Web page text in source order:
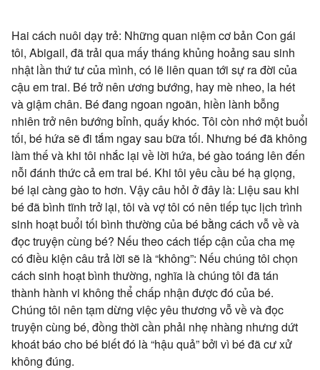
Hai cách nuôi dạy trẻ: Những quan niệm cơ bản Con gái
tôi, Abigail, đã trải qua mấy tháng khủng hoảng sau sinh
nhật lần thứ tư của mình, có lẽ liên quan tới sự ra đời của
cậu em trai. Bé trở nên ương bướng, hay mè nheo, la hét
và giậm chân. Bé đang ngoan ngoãn, hiền lành bỗng
nhiên trở nên bướng bỉnh, quấy khóc. Tôi còn nhớ một buổi
tối, bé hứa sẽ đi tắm ngay sau bữa tối. Nhưng bé đã không
làm thế và khi tôi nhắc lại về lời hứa, bé gào toáng lên đến
nỗi đánh thức cả em trai bé. Khi tôi yêu cầu bé hạ giọng,
bé lại càng gào to hơn. Vậy câu hỏi ở đây là: Liệu sau khi
bé đã bình tĩnh trở lại, tôi và vợ tôi có nên tiếp tục lịch trình
sinh hoạt buổi tối bình thường của bé bằng cách vỗ về và
đọc truyện cùng bé? Nếu theo cách tiếp cận của cha mẹ
có điều kiện câu trả lời sẽ là “không”: Nếu chúng tôi chọn
cách sinh hoạt bình thường, nghĩa là chúng tôi đã tán
thành hành vi không thể chấp nhận được đó của bé.
Chúng tôi nên tạm dừng việc yêu thương vỗ về và đọc
truyện cùng bé, đồng thời cần phải nhẹ nhàng nhưng dứt
khoát báo cho bé biết đó là “hậu quả” bởi vì bé đã cư xử
không đúng.